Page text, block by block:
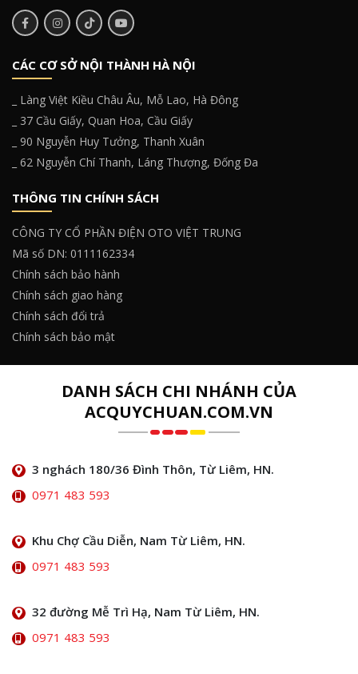
CÁC CƠ SỞ NỘI THÀNH HÀ NỘI
_ Làng Việt Kiều Châu Âu, Mỗ Lao, Hà Đông
_ 37 Cầu Giấy, Quan Hoa, Cầu Giấy
_ 90 Nguyễn Huy Tưởng, Thanh Xuân
_ 62 Nguyễn Chí Thanh, Láng Thượng, Đống Đa
THÔNG TIN CHÍNH SÁCH
CÔNG TY CỔ PHẦN ĐIỆN OTO VIỆT TRUNG
Mã số DN: 0111162334
Chính sách bảo hành
Chính sách giao hàng
Chính sách đổi trả
Chính sách bảo mật
DANH SÁCH CHI NHÁNH CỦA
ACQUYCHUAN.COM.VN
3 nghách 180/36 Đình Thôn, Từ Liêm, HN.
0971 483 593
Khu Chợ Cầu Diễn, Nam Từ Liêm, HN.
0971 483 593
32 đường Mễ Trì Hạ, Nam Từ Liêm, HN.
0971 483 593